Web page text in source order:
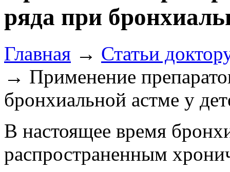
ряда при
Главная → Статьи
→ Применение
бронхиальной астме у
В настоящее время
распространенным